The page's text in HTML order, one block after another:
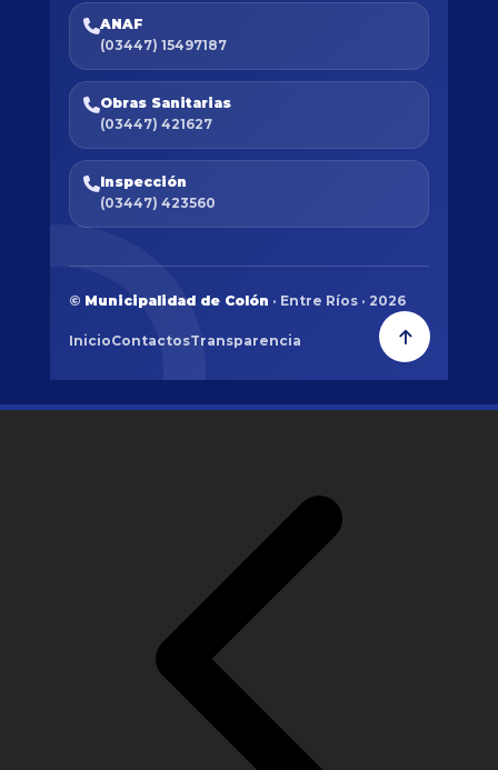
ANAF
(03447) 15497187
Obras Sanitarias
(03447) 421627
Inspección
(03447) 423560
© Municipalidad de Colón · Entre Ríos · 2026
InicioContactosTransparencia